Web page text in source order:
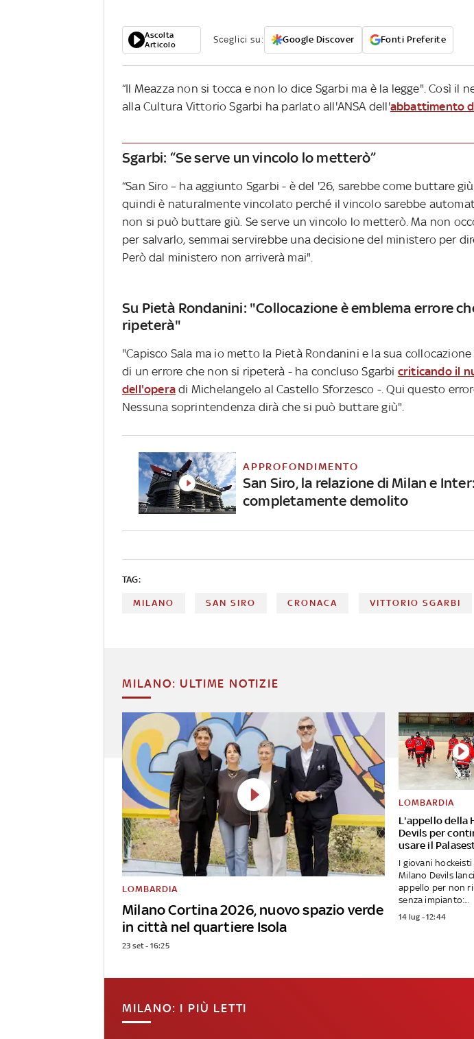
Ascolta
Articolo
Sceglici su: Google Discover Fonti Preferite
“Il Meazza non si tocca e non lo dice Sgarbi ma è la legge". Così il
alla Cultura Vittorio Sgarbi ha parlato all'ANSA dell'abbattimento
Sgarbi: “Se serve un vincolo lo metterò”
“San Siro – ha aggiunto Sgarbi - è del '26, sarebbe come buttare
quindi è naturalmente vincolato perché il vincolo sarebbe
non si può buttare giù. Se serve un vincolo lo metterò. Ma non
per salvarlo, semmai servirebbe una decisione del ministero per
Però dal ministero non arriverà mai".
Su Pietà Rondanini: "Collocazione è emblema errore
ripeterà"
"Capisco Sala ma io metto la Pietà Rondanini e la sua
di un errore che non si ripeterà - ha concluso Sgarbi criticando il
dell'opera di Michelangelo al Castello Sforzesco -. Qui questo
Nessuna soprintendenza dirà che si può buttare giù".
APPROFONDIMENTO
San Siro, la relazione di Milan e
completamente demolito
TAG:
MILANO SAN SIRO CRONACA VITTORIO SGARBI
MILANO: ULTIME NOTIZIE
Milano Cortina 2026, nuovo spazio verde
in città nel quartiere Isola
LOMBARDIA
23 set - 16:25
L'appello della
Devils per
usare il
LOMBARDIA
I giovani hockeisti
Milano Devils
appello per non
senza impianto:...
14 lug - 12:44
MILANO: I PIÙ LETTI